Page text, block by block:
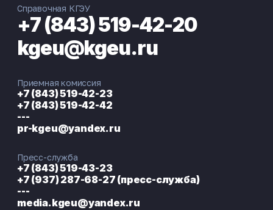
Справочная КГЭУ
+7 (843) 519-42-20
kgeu@kgeu.ru
Приемная комиссия
+7 (843) 519-42-23
+7 (843) 519-42-42
---
pr-kgeu@yandex.ru
Пресс-служба
+7 (843) 519-43-23
+7 (937) 287-68-27 (пресс-служба)
---
media.kgeu@yandex.ru